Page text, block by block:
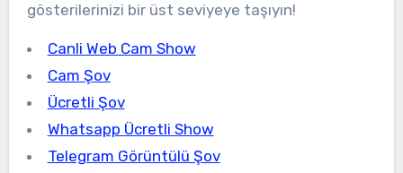
gösterilerinizi bir üst seviyeye taşıyın!
Canli Web Cam Show
Cam Şov
Ücretli Şov
Whatsapp Ücretli Show
Telegram Görüntülü Şov